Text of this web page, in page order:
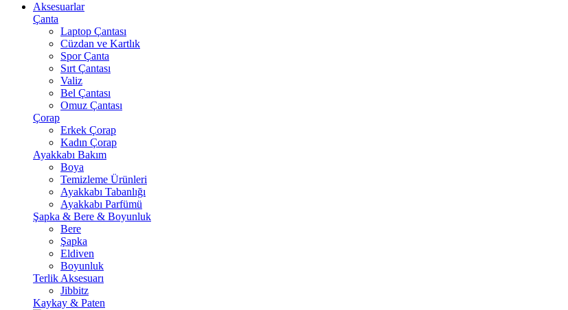
Aksesuarlar
Çanta
Laptop Çantası
Cüzdan ve Kartlık
Spor Çanta
Sırt Çantası
Valiz
Bel Çantası
Omuz Çantası
Çorap
Erkek Çorap
Kadın Çorap
Ayakkabı Bakım
Boya
Temizleme Ürünleri
Ayakkabı Tabanlığı
Ayakkabı Parfümü
Şapka & Bere & Boyunluk
Bere
Şapka
Eldiven
Boyunluk
Terlik Aksesuarı
Jibbitz
Kaykay & Paten